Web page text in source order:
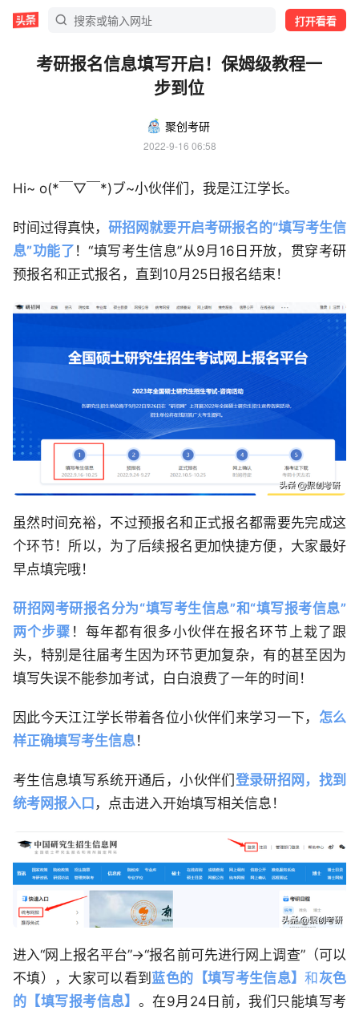
打开看看
考研报名信息填写开启！保姆级教程一
步到位
聚创考研
2022-9-16 06:58
Hi~ o(*￣▽￣*)ブ~小伙伴们，我是江江学长。
时间过得真快，研招网就要开启考研报名的“填写考生信
息”功能了 ！“填写考生信息”从9月16日开放，贯穿考研
预报名和正式报名，直到10月25日报名结束！
虽然时间充裕，不过预报名和正式报名都需要先完成这
个环节！所以，为了后续报名更加快捷方便，大家最好
早点填完哦！
研招网考研报名分为“填写考生信息”和“填写报考信息”
两个步骤 ！每年都有很多小伙伴在报名环节上栽了跟
头，特别是往届考生因为环节更加复杂，有的甚至因为
填写失误不能参加考试，白白浪费了一年的时间！
因此今天江江学长带着各位小伙伴们来学习一下， 怎么
样正确填写考生信息！
考生信息填写系统开通后，小伙伴们登录研招网，找到
统考网报入口 ，点击进入开始填写相关信息！
进入“网上报名平台”→“报名前可先进行网上调查”（可以
不填），大家可以看到 蓝色的【填写考生信息】和灰色
的【填写报考信息】 。在9月24日前，我们只能填写考